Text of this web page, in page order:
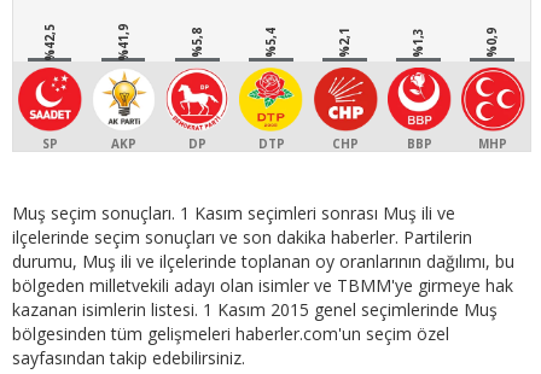
%42,5
SP
%41,9
AKP
%5,8
DP
%5,4
DTP
%2,1
CHP
%1,3
BBP
%0,9
MHP
Muş seçim sonuçları. 1 Kasım seçimleri sonrası Muş ili ve
ilçelerinde seçim sonuçları ve son dakika haberler. Partilerin
durumu, Muş ili ve ilçelerinde toplanan oy oranlarının dağılımı, bu
bölgeden milletvekili adayı olan isimler ve TBMM'ye girmeye hak
kazanan isimlerin listesi. 1 Kasım 2015 genel seçimlerinde Muş
bölgesinden tüm gelişmeleri haberler.com'un seçim özel
sayfasından takip edebilirsiniz.